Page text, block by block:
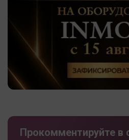
Прокомментируйте в